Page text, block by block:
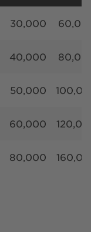
30,000
40,000
50,000
60,000
80,000